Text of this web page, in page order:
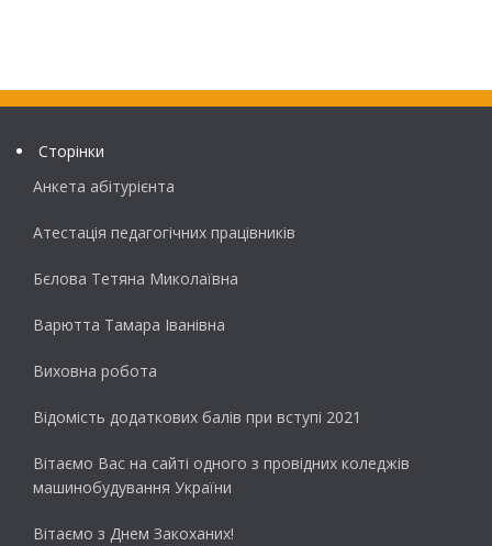
Сторінки
Анкета абітурієнта
Атестація педагогічних працівників
Бєлова Тетяна Миколаївна
Варютта Тамара Іванівна
Виховна робота
Відомість додаткових балів при вступі 2021
Вітаємо Вас на сайті одного з провідних коледжів
машинобудування України
Вітаємо з Днем Закоханих!